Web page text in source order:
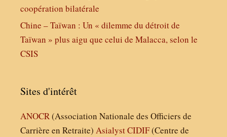
coopération bilatérale
Chine – Taïwan : Un « dilemme du détroit de
Taïwan » plus aigu que celui de Malacca, selon le
CSIS
Sites d'intérêt
ANOCR(Association Nationale des Officiers de
Carrière en Retraite) AsialystCIDIF(Centre de